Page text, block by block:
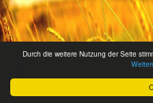
Durch die weitere Nutzung der Seite